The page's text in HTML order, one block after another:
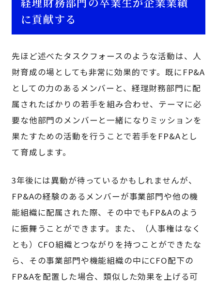
に貢献する
先ほど述べたタスクフォースのような活動は、人
財育成の場としても非常に効果的です。既にFP&A
としての力のあるメンバーと、経理財務部門に配
属されたばかりの若手を組み合わせ、テーマに必
要な他部門のメンバーと一緒になりミッションを
果たすための活動を行うことで若手をFP&Aとし
て育成します。
3年後には異動が待っているかもしれませんが、
FP&Aの経験のあるメンバーが事業部門や他の機
能組織に配属された際、その中でもFP&Aのよう
に振舞うことができます。また、（人事権はなく
とも）CFO組織とつながりを持つことができたな
ら、その事業部門や機能組織の中にCFO配下の
FP&Aを配置した場合、類似した効果を上げる可